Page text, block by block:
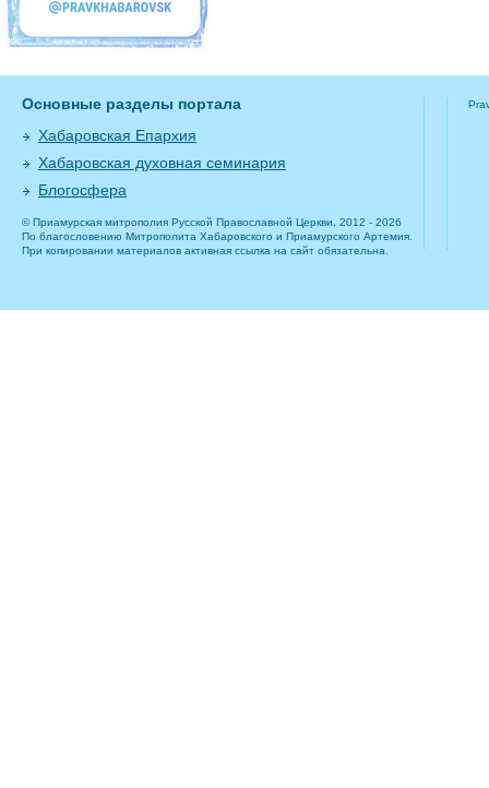
Основные разделы портала
Хабаровская Епархия
Хабаровская духовная семинария
Блогосфера
© Приамурская митрополия Русской Православной Церкви, 2012 - 2026
По благословению Митрополита Хабаровского и Приамурского Артемия.
При копировании материалов активная ссылка на сайт обязательна.